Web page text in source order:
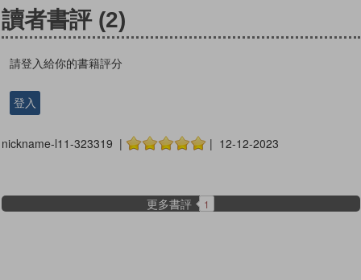
讀者書評 (2)
請登入給你的書籍評分
登入
nickname-l11-323319 | | 12-12-2023
更多書評 1